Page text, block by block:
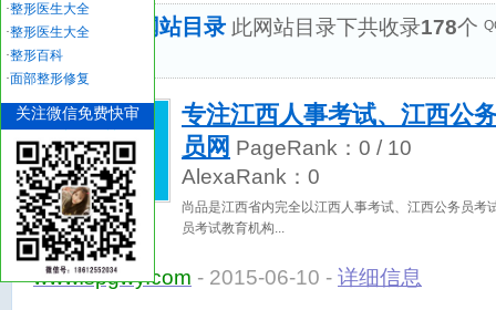
“考试招生”网站目录 此网站目录下共收录178个
优秀网站
专注江西人事考试、江西公
员网 PageRank： 0 / 10
AlexaRank： 0
尚品是江西省内完全以江西人事考试、江西公务员考
员考试教育机构
www.spgwy.com - 2015-06-10 - 详细信息
·整形医生大全
·整形医生大全
·整形百科
·面部整形修复
关注微信免费快审